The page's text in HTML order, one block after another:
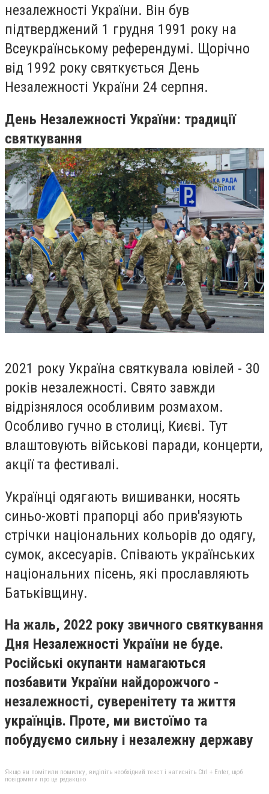
незалежності України. Він був
підтверджений 1 грудня 1991 року на
Всеукраїнському референдумі. Щорічно
від 1992 року святкується День
Незалежності України 24 серпня.
День Незалежності України: традиції
святкування
2021 року Україна святкувала ювілей - 30
років незалежності. Свято завжди
відрізнялося особливим розмахом.
Особливо гучно в столиці, Києві. Тут
влаштовують військові паради, концерти,
акції та фестивалі.
Українці одягають вишиванки, носять
синьо-жовті прапорці або прив'язують
стрічки національних кольорів до одягу,
сумок, аксесуарів. Співають українських
національних пісень, які прославляють
Батьківщину.
На жаль, 2022 року звичного святкування
Дня Незалежності України не буде.
Російські окупанти намагаються
позбавити України найдорожчого -
незалежності, суверенітету та життя
українців. Проте, ми вистоїмо та
побудуємо сильну і незалежну державу
Якщо ви помітили помилку, виділіть необхідний текст і натисніть Ctrl + Enter, щоб
повідомити про це редакцію